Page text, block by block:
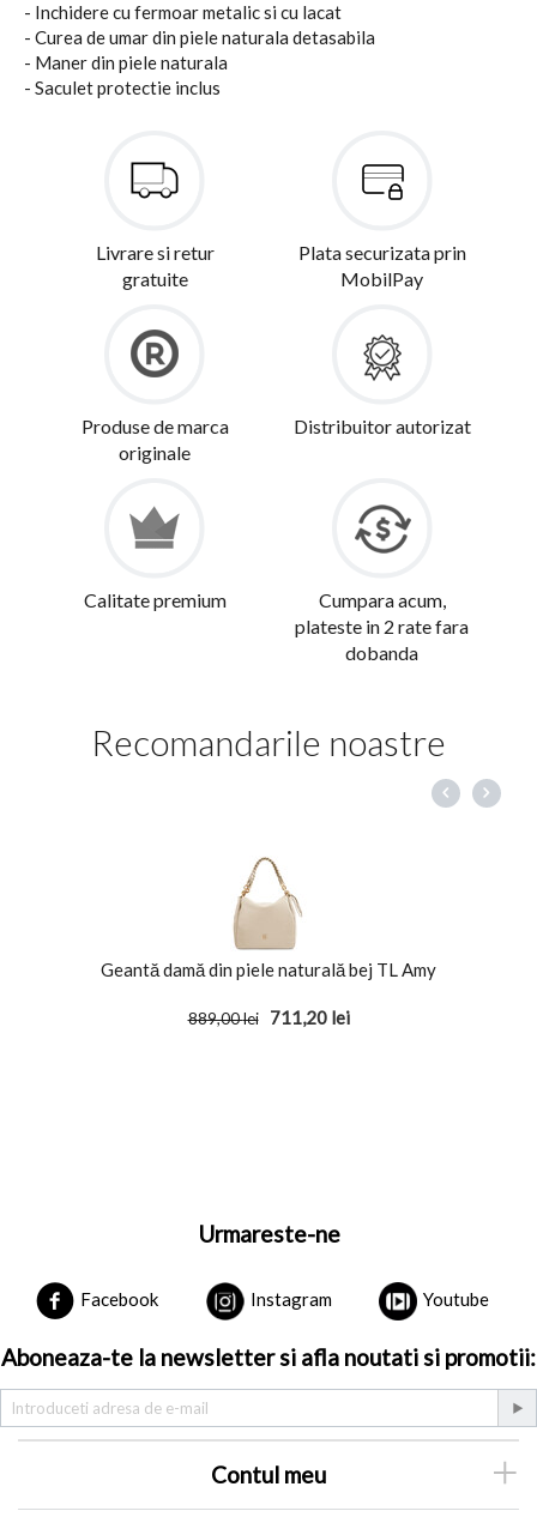
- Inchidere cu fermoar metalic si cu lacat
- Curea de umar din piele naturala detasabila
- Maner din piele naturala
- Saculet protectie inclus
Livrare si retur
gratuite
Plata securizata prin
MobilPay
Produse de marca
originale
Distribuitor autorizat
Calitate premium
Cumpara acum,
plateste in 2 rate fara
dobanda
Recomandarile noastre
Geantă damă din piele naturală bej TL Amy
889,00lei 711,20 lei
Urmareste-ne
Facebook Instagram Youtube
Aboneaza-te la newsletter si afla noutati si promotii:
Contul meu